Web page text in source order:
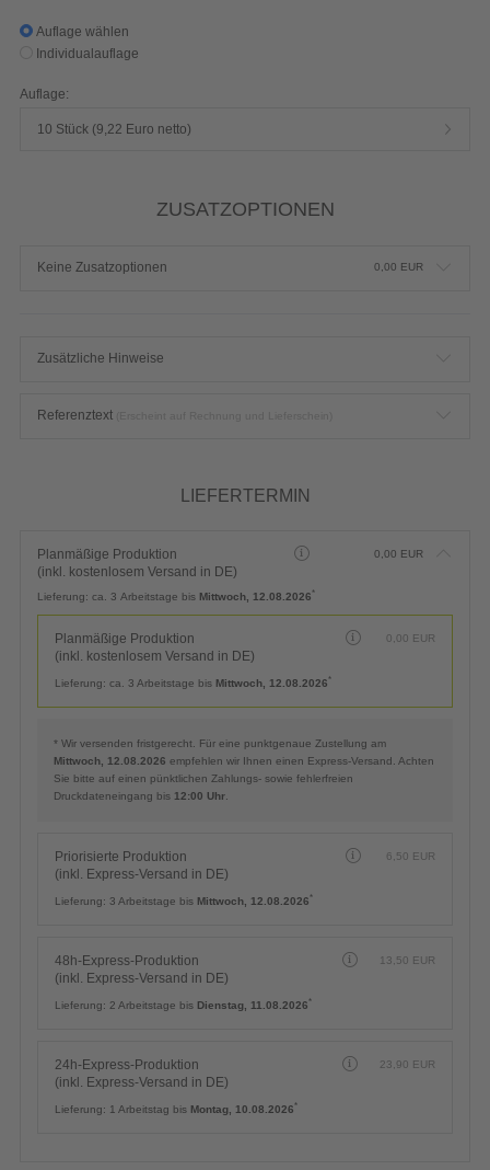
Auflage wählen
Individualauflage
Auflage:
10 Stück (9,22 Euro netto)
ZUSATZOPTIONEN
Keine Zusatzoptionen 0,00 EUR
Zusätzliche Hinweise
Referenztext
LIEFERTERMIN
Planmäßige Produktion
(inkl. kostenlosem Versand in DE)
0,00 EUR
Lieferung: ca. 3 Arbeitstage bis Mittwoch, 12.08.2026*
Planmäßige Produktion
(inkl. kostenlosem Versand in DE)
0,00 EUR
Lieferung: ca. 3 Arbeitstage bis Mittwoch, 12.08.2026*
* Wir versenden fristgerecht. Für eine punktgenaue Zustellung am
Mittwoch, 12.08.2026 empfehlen wir Ihnen einen Express-Versand. Achten
Sie bitte auf einen pünktlichen Zahlungs- sowie fehlerfreien
Druckdateneingang bis 12:00 Uhr
Priorisierte Produktion
(inkl. Express-Versand in DE)
6,50 EUR
Lieferung: 3 Arbeitstage bis Mittwoch, 12.08.2026*
48h-Express-Produktion
(inkl. Express-Versand in DE)
13,50 EUR
Lieferung: 2 Arbeitstage bis Dienstag, 11.08.2026*
24h-Express-Produktion
(inkl. Express-Versand in DE)
23,90 EUR
Lieferung: 1 Arbeitstag bis Montag, 10.08.2026*